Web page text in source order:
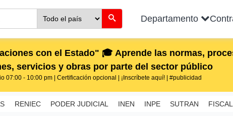
Departamento
con el Estado" 🎓 Aprende las normas,
servicios y obras por parte del sector público
07:00 - 10:00 pm | Certificación opcional | ¡Inscríbete aquí! | #publicidad
RENIEC PODER JUDICIAL INEN INPE SUTRAN